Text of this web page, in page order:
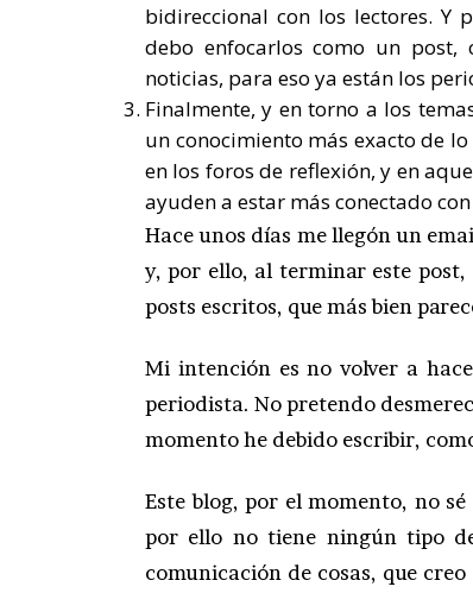
bidireccional con los lectores. Y
debo enfocarlos como un
noticias, para eso ya están los
Finalmente, y en torno a los
un conocimiento más exacto de
en los foros de reflexión, y en
ayuden a estar más conectado
Hace unos días me llegón un
y, por ello, al terminar este
posts escritos, que más bien
Mi intención es no volver a
periodista. No pretendo
momento he debido escribir,
Este blog, por el momento, no
por ello no tiene ningún tipo
comunicación de cosas, que